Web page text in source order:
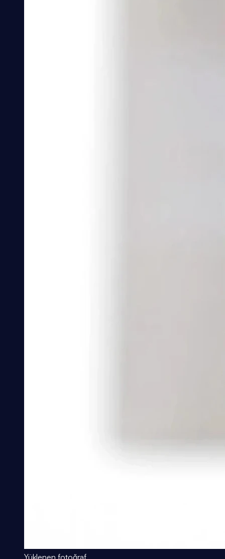
Yüklenen fotoğraf